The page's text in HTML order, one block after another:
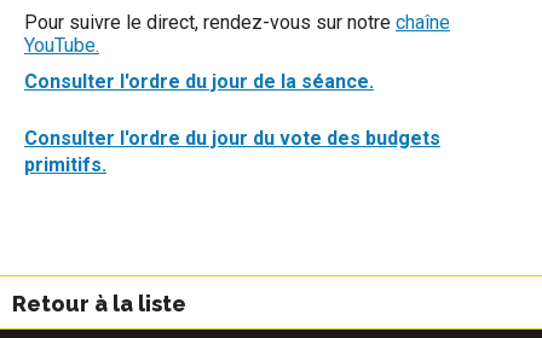
Pour suivre le direct, rendez-vous sur notre chaîne
YouTube.
Consulter l'ordre du jour de la séance.
Consulter l'ordre du jour du vote des budgets
primitifs.
Retour à la liste